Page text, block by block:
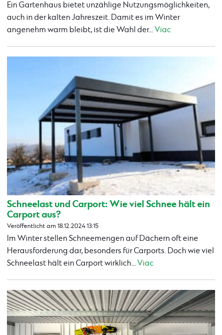
Ein Gartenhaus bietet unzählige Nutzungsmöglichkeiten,
auch in der kalten Jahreszeit. Damit es im Winter
angenehm warm bleibt, ist die Wahl der...Viac
Schneelast und Carport: Wie viel Schnee hält ein
Carport aus?
Veröffentlicht am 18.12.2024 13:15
Im Winter stellen Schneemengen auf Dächern oft eine
Herausforderung dar, besonders für Carports. Doch wie viel
Schneelast hält ein Carport wirklich...Viac